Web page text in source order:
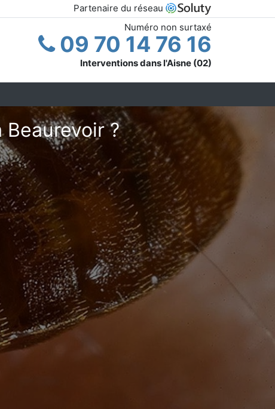
Partenaire du réseau
Numéro non surtaxé
09 70 14 76 16
Interventions dans l'Aisne (02)
?